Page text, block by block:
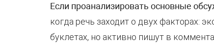
Если проанализировать основные
когда речь заходит о двух факторах:
буклетах, но активно пишут в